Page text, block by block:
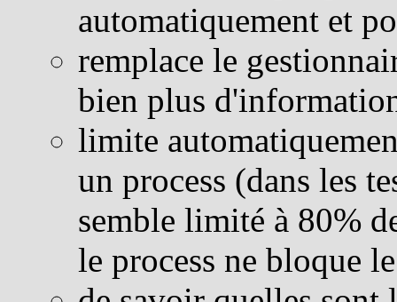
automatiquement et
remplace le
bien plus
limite
un process (dans les
semble limité à 80%
le process ne bloque